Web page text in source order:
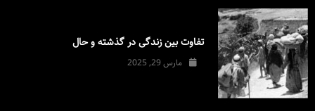
تفاوت بین زندگی در گذشته و حال
مارس 29, 2025